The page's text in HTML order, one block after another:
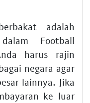
adalah
Football
harus rajin
negara agar
lainnya. Jika
ke luar